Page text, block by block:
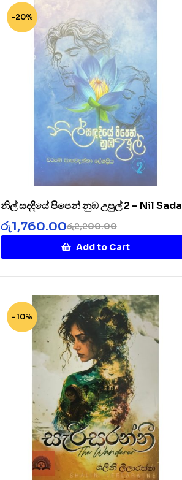
-20%
නිල් සදදියේ පිපෙන් නුඹ උපුල් 2 – Nil Sada
Diye 2
රු2,200.00
රු1,760.00
Add to Cart
-10%